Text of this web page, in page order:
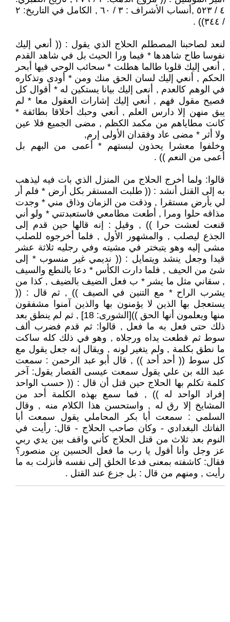
٤ / ٥٢٣ ,أنساب الأشراف : ٣ / ٦٠ , الكامل في التاريخ: ٢
/ ٣٤٤)) .
لنعد لصاحبنا المصطلم الحلاج الذي يقول : (( أنعي إليك
نفوسا طاح شاهدها * فيما ورا الحيث بل في شاهد القدم
, أنعي إليك قلوبا طالما هطلت * سحائب الوحي فيها أبحر
الحكم , أنعي إليك لسان الحق منك ومن * أودى وتذكاره
في الوهم كالعدم , أنعى إليك بيانا يستكين له * أقوال كل
فصيح مقول فهم , أنعي إليك إشارات العقول معا * لم
يبق منهن إلا دارس العلم , أنعي وحبك أخلاقا بطائفة *
كانت مطاياهم من مكمد الكظم , مضى الجميع فلا عين
ولا أثر * مضى عاد وفقدان الأولى إرم,
وخلفوا معشرا يحذون لبستهم * أعمى من البهم بل
أعمى من النعم )) .
قالوا: ولما أخرج الحلاج من المنزل الذي بات فيه ليذهب
به إلى القتل أنشد : (( طلبت المستقر بكل أرض * فلم أر
لي بأرض مستقرا , وذقت من الزمان وذاق مني * وجدت
مذاقه حلوا ومرا , أطعت مطامعي فاستعبدتني * ولو أني
قنعت لعشت حرا )) , وقيل : إنه قالها حين قدم إلى
الجذع ليصلب , والمشهور الأول , فلما أخرجوه للصلب
مشى إليه وهو يتبختر في مشيته وفي رجليه ثلاثة عشر
قيدا وجعل ينشد ويتمايل : (( نديمي غير منسوب * إلى
شئ من الحيف , فلما دارت الكأس * دعا بالنطع والسيف
, سقاني مثل ما يشر * ب فعل الضيف بالضيف , كذا من
يشرب الراح * مع التنين في الصيف )) , ثم قال : ((
يستعجل بها الذين لا يؤمنون بها والذين آمنوا مشفقون
منها ويعلمون أنها الحق ))[الشورى: 18] , ثم لم ينطق بعد
ذلك حتى فعل به ما فعل , قالوا: ثم قدم فضرب ألف
سوط ثم قطعت يداه ورجلاه , وهو في ذلك كله ساكت
ما نطق بكلمة , ولم يتغير لونه , ويقال إنه جعل يقول مع
كل سوط (( أحد أحد )) , قال أبو عبد الرحمن : سمعت
عبد الله بن علي يقول سمعت عيسى القصار يقول: آخر
كلمة تكلم بها الحلاج حين قتل أن قال : (( حسب الواحد
إفراد الواحد له )) , فما سمع بهذه الكلمة أحد من
المشايخ إلا رق له , واستحسن هذا الكلام منه , وقال
السلمي : سمعت أبا بكر المحاملي يقول سمعت أبا
الفاتك البغدادي - وكان صاحب الحلاج - قال: رأيت في
النوم بعد ثلاث من قتل الحلاج كأني واقف بين يدي ربي
عز وجل وأنا أقول يا رب ما فعل الحسين بن منصور؟
فقال: كاشفته بمعنى فدعا الخلق إلى نفسه فأنزلت به ما
رأيت , ومنهم من قال : بل جزع عند القتل .